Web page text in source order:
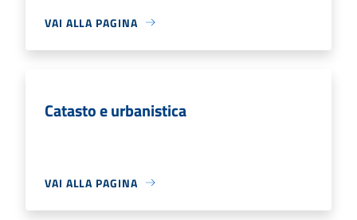
VAI ALLA PAGINA
Catasto e urbanistica
VAI ALLA PAGINA